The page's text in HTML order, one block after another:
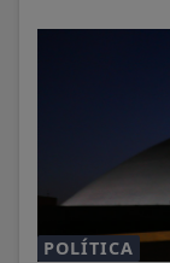
POLÍTICA